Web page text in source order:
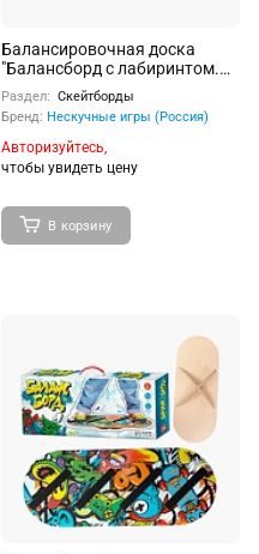
Балансировочная доска
"Балансборд с лабиринтом.
Совушка и Енот"
Раздел: Скейтборды
Бренд: Нескучные игры (Россия)
Авторизуйтесь,
чтобы увидеть цену
В корзину